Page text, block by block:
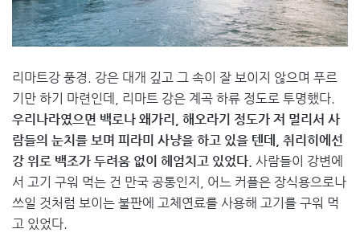
리마트강 풍경. 강은 대개 깊고 그 속이 잘 보이지 않으며 푸르
기만 하기 마련인데, 리마트 강은 계곡 하류 정도로 투명했다.
우리나라였으면 백로나 왜가리, 해오라기 정도가 저 멀리서 사
람들의 눈치를 보며 피라미 사냥을 하고 있을 텐데, 취리히에선
강 위로 백조가 두려움 없이 헤엄치고 있었다. 사람들이 강변에
서 고기 구워 먹는 건 만국 공통인지, 어느 커플은 장식용으로나
쓰일 것처럼 보이는 불판에 고체연료를 사용해 고기를 구워 먹
고 있었다.